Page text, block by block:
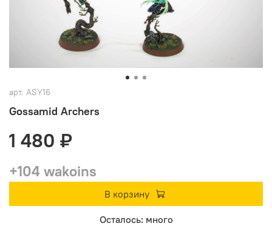
арт. ASY16
Gossamid Archers
1 480 ₽
+104 wakoins
В корзину
Осталось: много